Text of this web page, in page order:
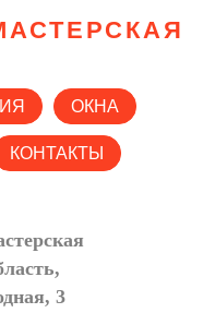
ОКНА
КОНТАКТЫ
3